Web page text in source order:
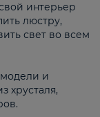
интерьер
люстру,
свет во всем
и
хрусталя,